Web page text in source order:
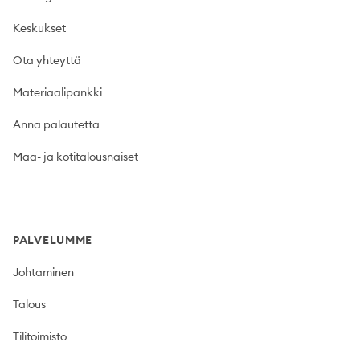
Keskukset
Ota yhteyttä
Materiaalipankki
Anna palautetta
Maa- ja kotitalousnaiset
PALVELUMME
Johtaminen
Talous
Tilitoimisto